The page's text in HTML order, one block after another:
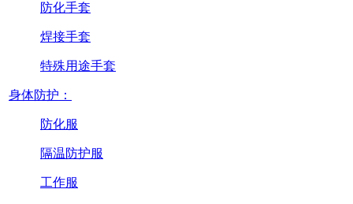
防化手套
焊接手套
特殊用途手套
身体防护：
防化服
隔温防护服
工作服